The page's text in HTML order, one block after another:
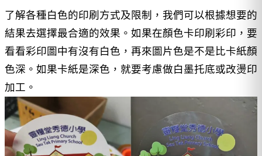
了解各種白色的印刷方式及限制，我們可以根據想要的
結果去選擇最合適的效果。如果在顏色卡印刷彩印，要
看看彩印圖中有沒有白色，再來圖片色是不是比卡紙顏
色深。如果卡紙是深色，就要考慮做白墨托底或改燙印
加工。